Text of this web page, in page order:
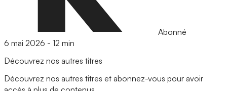
Abonné
6 mai 2026 - 12 min
Découvrez nos autres titres
Découvrez nos autres titres et abonnez-vous pour avoir